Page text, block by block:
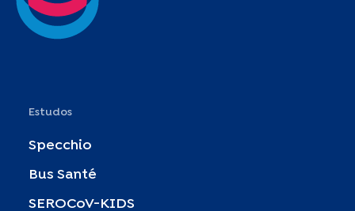
Estudos
Specchio
Bus Santé
SEROCoV-KIDS